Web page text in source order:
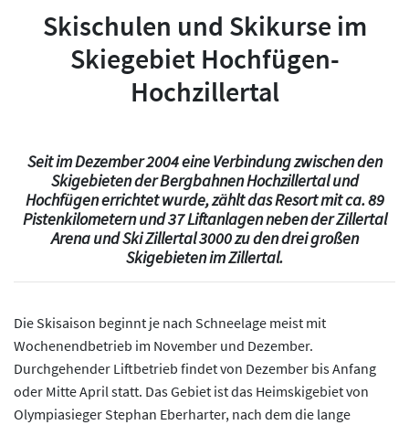
Skischulen und Skikurse im
Skiegebiet Hochfügen-
Hochzillertal
Seit im Dezember 2004 eine Verbindung zwischen den
Skigebieten der Bergbahnen Hochzillertal und
Hochfügen errichtet wurde, zählt das Resort mit ca. 89
Pistenkilometern und 37 Liftanlagen neben der Zillertal
Arena und Ski Zillertal 3000 zu den drei großen
Skigebieten im Zillertal.
Die Skisaison beginnt je nach Schneelage meist mit
Wochenendbetrieb im November und Dezember.
Durchgehender Liftbetrieb findet von Dezember bis Anfang
oder Mitte April statt. Das Gebiet ist das Heimskigebiet von
Olympiasieger Stephan Eberharter, nach dem die lange